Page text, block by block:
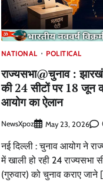
NATIONAL POLITICAL
राज्यसभा@चुनाव :
की 24 सीटों पर 18 जून
आयोग का ऐलान
NewsXpoz May 23, 2026
नई दिल्ली : चुनाव आयोग ने
में खाली हो रही 24 राज्यसभा
(गुरुवार) को चुनाव कराए जाने